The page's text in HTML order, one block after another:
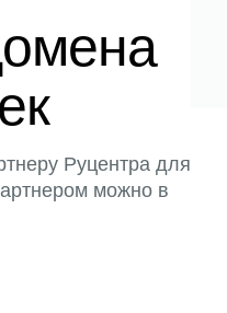
Руцентра для
можно в